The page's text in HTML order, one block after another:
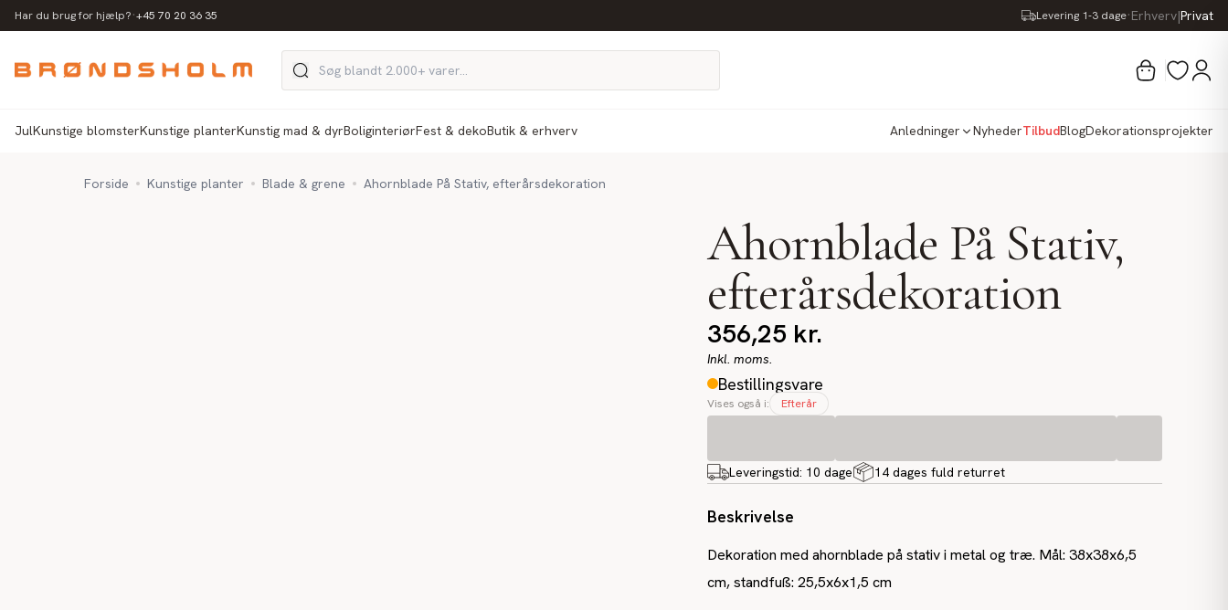
Har du brug for hjælp?·+45 70 20 36 35 Levering 1-3 dage·Erhverv|Privat
JulKunstige blomsterKunstige planterKunstig mad & dyrBoliginteriørFest & dekoButik & erhverv Anledninger NyhederTilbudBlogDekorationsprojekter
Forside Kunstige planter Blade & grene Ahornblade På Stativ, efterårsdekoration
Ahornblade På Stativ,
efterårsdekoration
356,25 kr.
Inkl. moms.
Bestillingsvare
Vises også i: Efterår
Leveringstid: 10 dage 14 dages fuld returret
Beskrivelse
Dekoration med ahornblade på stativ i metal og træ. Mål: 38x38x6,5
cm, standfuß: 25,5x6x1,5 cm